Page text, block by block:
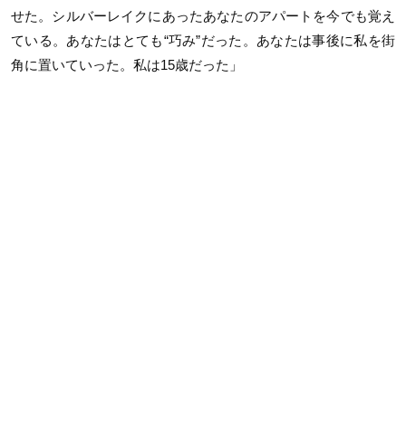
せた。シルバーレイクにあったあなたのアパートを今でも覚え
ている。あなたはとても“巧み”だった。あなたは事後に私を街
角に置いていった。私は15歳だった」